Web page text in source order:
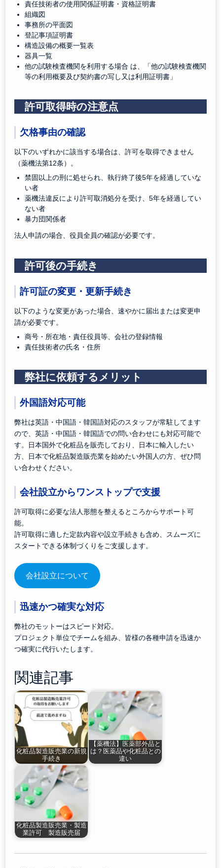
責任技術者の使用関係証明書・資格証明書
組織図
事務所の平面図
登記事項証明書
構造設備の概要一覧表
器具一覧
他の試験検査機関を利用する場合 は、「他の試験検査機関
等の利用概要及び契約書の写し又は利用証明書」
許可取得時の注意点
欠格事由の確認
以下のいずれかに該当する場合は、許可を取得できません
（薬機法第12条）。
禁固以上の刑に処せられ、執行終了後5年を経過していな
い者
薬機法違反により許可取消処分を受け、5年を経過してい
ない者
暴力団関係者
法人申請の場合、役員全員の確認が必要です。
許可後の手続き
許可証の変更・更新手続き
以下のような変更があった場合、速やかに届出または変更申
請が必要です。
商号・所在地・責任役員等、会社の登録情報
責任技術者の氏名・住所
弊社に依頼するメリット
外国語対応可能
弊社は英語・中国語・韓国語対応のスタッフが常駐してます
ので、英語・中国語・韓国語での問い合わせにも対応可能で
す。日本国外で化粧品を販売しており、日本に輸入したい
方、日本で化粧品製造販売業を始めたい外国人の方、ぜひ問
い合わせください。
会社設立からワンストップで支援
許可取得に必要な法人形態を整えるところからサポート可
能。
許可取得に適した定款内容や設立手続きも含め、スムーズに
スタートできる体制づくりをご支援します。
会社設立について
迅速かつ確実な対応
弊社のモットーはスピード対応。
プロジェクト単位でチームを組み、皆様の各種申請を迅速か
つ確実に代行いたします。
関連記事
化粧品製造販売業の新規
手続き
【薬機法】医薬部外品と
は？医薬品や化粧品との
違い
化粧品製造販売業・製造
業許可 製造販売届